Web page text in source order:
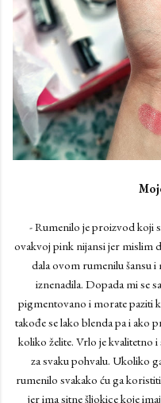
- Rumenilo je proizvod koji
ovakvoj pink nijansi jer mislim
dala ovom rumenilu šansu
iznenadila. Dopada mi se
pigmentovano i morate paziti
takođe se lako blenda pa i ako
koliko želite. Vrlo je kvalitetno
za svaku pohvalu. Ukoliko
rumenilo svakako ću ga
jer ima sitne šljokice koje